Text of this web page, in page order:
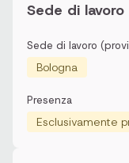
Sede di lavoro
Sede di lavoro
Bologna
Presenza
Esclusivamente